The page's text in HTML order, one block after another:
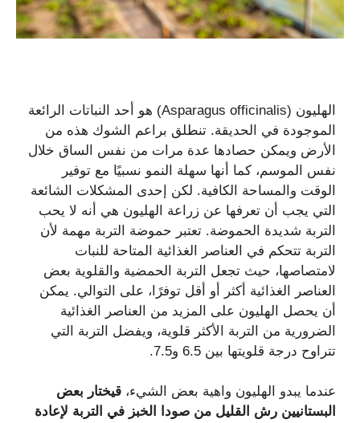
الهليون (Asparagus officinalis) هو أحد النباتات الرائعة
الموجودة في الحديقة. تنطلق براعم الشوك هذه من
الأرض ويمكن حصادها عدة مرات من نفس الساق خلال
نفس الموسم، كما أنها سهلة النمو نسبيًا مع توفير
الوقت والمساحة الكافية. لكن إحدى المشكلات الشائعة
التي يجب أن تعرفها عن زراعة الهليون هي أنه لا يحب
التربة شديدة الحموضة. تعتبر حموضة التربة مهمة لأن
التربة تتحكم في العناصر الغذائية المتاحة للنبات
لامتصاصها، حيث تجعل التربة الحمضية والقلوية بعض
العناصر الغذائية أكثر أو أقل توفرًا، على التوالي. يمكن
أن يحصل الهليون على المزيد من العناصر الغذائية
الضرورية من التربة الأكثر قلوية، ويفضل التربة التي
تتراوح درجة قلويتها بين 6.5 و7.5.
عندما يبدو الهليون واهية بعض الشيء، قيختار بعض
البستانيين رش القليل من صودا الخبز في التربة لإعادة